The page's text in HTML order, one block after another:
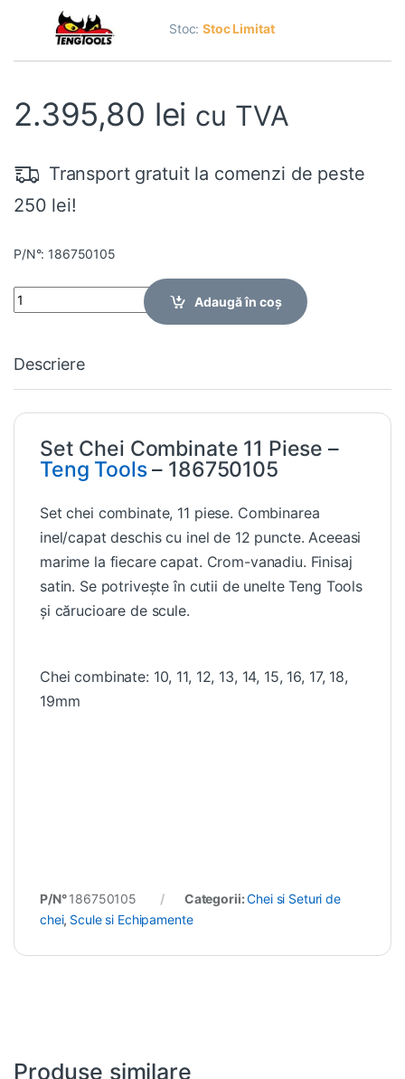
Stoc:Stoc Limitat
2.395,80 lei cu TVA
Transport gratuit la comenzi de peste
250 lei!
P/N°: 186750105
Quantity
Adaugă în coș
Descriere
Set Chei Combinate 11 Piese –
Teng Tools– 186750105
Set chei combinate, 11 piese. Combinarea
inel/capat deschis cu inel de 12 puncte. Aceeasi
marime la fiecare capat. Crom-vanadiu. Finisaj
satin. Se potrivește în cutii de unelte Teng Tools
și cărucioare de scule.
Chei combinate: 10, 11, 12, 13, 14, 15, 16, 17, 18,
19mm
P/N°186750105 Categorii:Chei si Seturi de
chei, Scule si Echipamente
Produse similare